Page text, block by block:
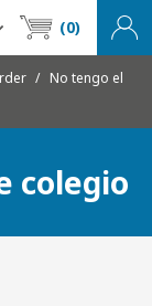
(0)
No tengo el
colegio